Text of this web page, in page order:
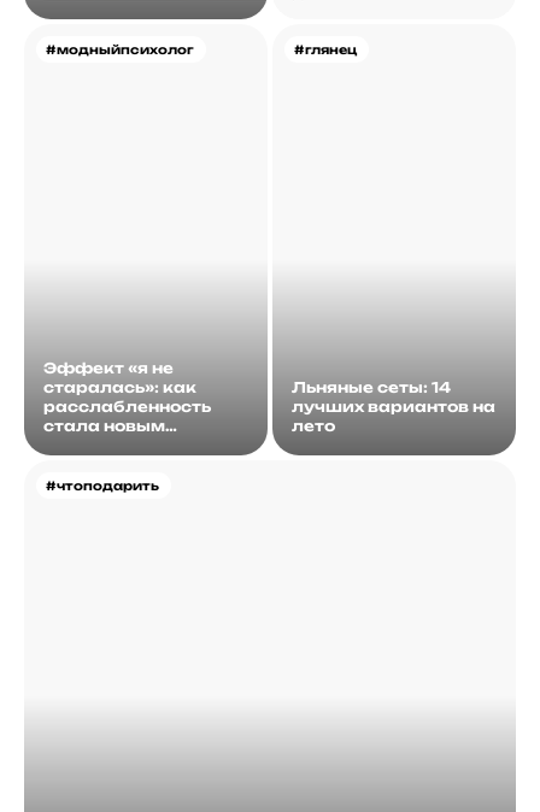
#модныйпсихолог
Эффект «я не
старалась»: как
расслабленность
стала новым
#чтоподарить
#глянец
Льняные сеты: 14
лучших вариантов на
лето